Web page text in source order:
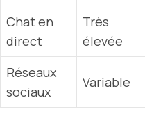
Chat en
direct
Très
élevée
Réseaux
sociaux
Variable